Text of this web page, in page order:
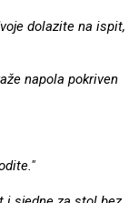
dolazite na ispit,
napola pokriven